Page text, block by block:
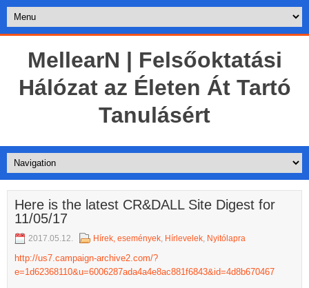
MellearN | Felsőoktatási
Hálózat az Életen Át Tartó
Tanulásért
Here is the latest CR&DALL Site Digest for
11/05/17
2017.05.12. Hírek, események, Hírlevelek, Nyitólapra
http://us7.campaign-archive2.com/?
e=1d62368110&u=6006287ada4a4e8ac881f6843&id=4d8b670467